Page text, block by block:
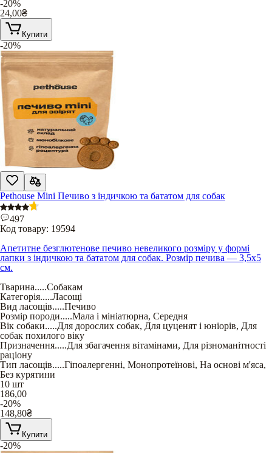
-20%
24,00₴
Купити
-20%
Pethouse Mini Печиво з індичкою та бататом для собак
497
Код товару: 19594
Апетитне безглютенове печиво невеликого розміру у формі
лапки з індичкою та бататом для собак. Розмір печива — 3,5х5
см.
Тварина.....Собакам
Категорія.....Ласощі
Вид ласощів.....Печиво
Розмір породи.....Мала і мініатюрна, Середня
Вік собаки.....Для дорослих собак, Для цуценят і юніорів, Для
собак похилого віку
Призначення.....Для збагачення вітамінами, Для різноманітності
раціону
Тип ласощів.....Гіпоалергенні, Монопротеїнові, На основі м'яса,
Без курятини
10 шт
186,00
-20%
148,80₴
Купити
-20%